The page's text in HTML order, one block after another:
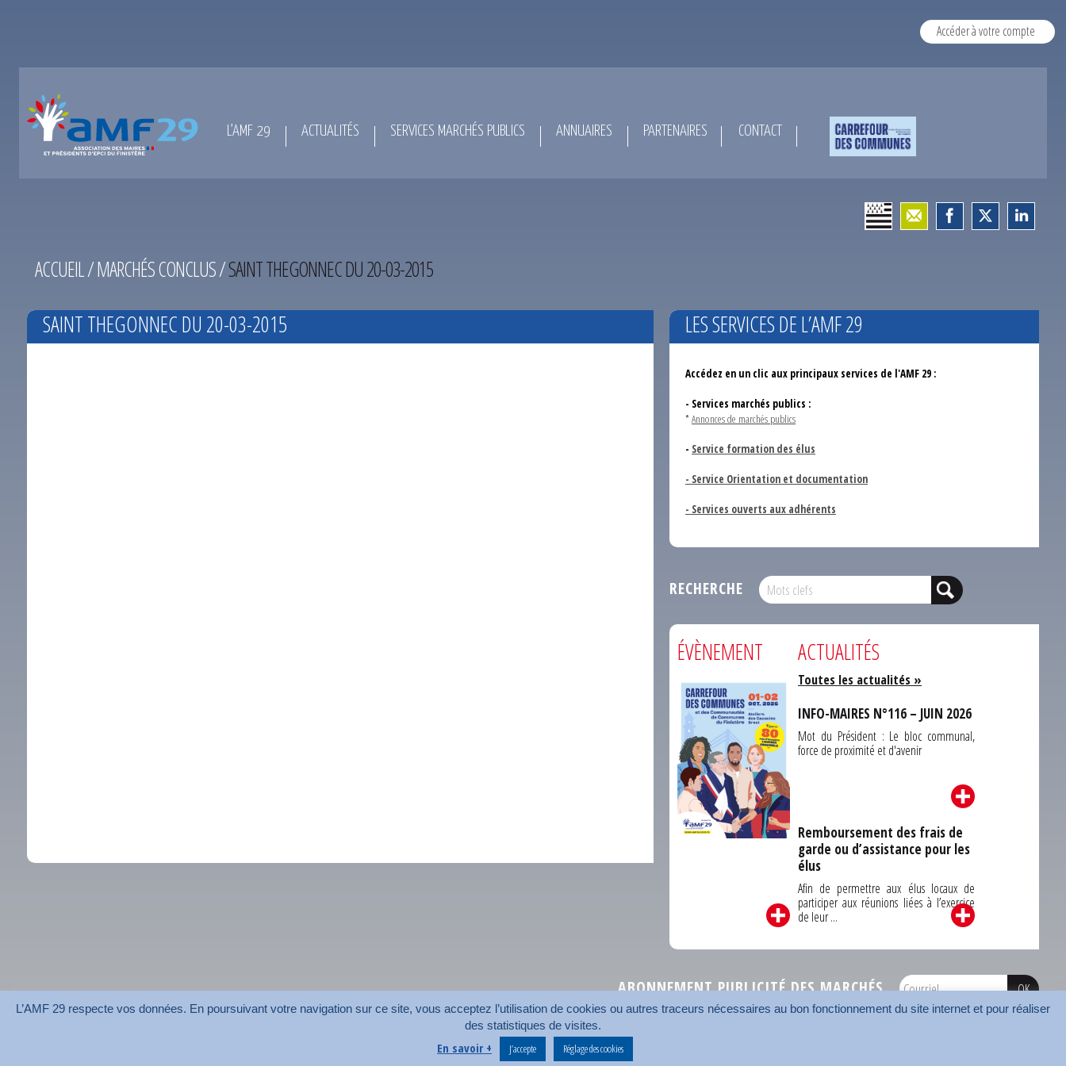
Accéder à votre compte
L’AMF 29 ACTUALITÉS SERVICES MARCHÉS PUBLICS ANNUAIRES PARTENAIRES CONTACT
ACCUEIL/MARCHÉS CONCLUS/SAINT THEGONNEC DU 20-03-2015
SAINT THEGONNEC DU 20-03-2015 LES SERVICES DE L’AMF 29
Accédez en un clic aux principaux services de l'AMF 29 :
- Services marchés publics :
*Annonces de marchés publics
- Service formation des élus
- Service Orientation et documentation
- Services ouverts aux adhérents
RECHERCHE
ÉVÈNEMENT ACTUALITÉS
Toutes les actualités »
INFO-MAIRES N°116 – JUIN 2026
Mot du Président : Le bloc communal,
force de proximité et d'avenir
Remboursement des frais de
garde ou d’assistance pour les
élus
Afin de permettre aux élus locaux de
participer aux réunions liées à l’exercice
de leur ...
ABONNEMENT PUBLICITÉ DES MARCHÉS
Plan du site
L’AMF 29 respecte vos données. En poursuivant votre navigation sur ce site, vous acceptez l’utilisation de cookies ou autres traceurs nécessaires au bon fonctionnement du site internet et pour réaliser
des statistiques de visites.
En savoir + J’accepte Réglage des cookies